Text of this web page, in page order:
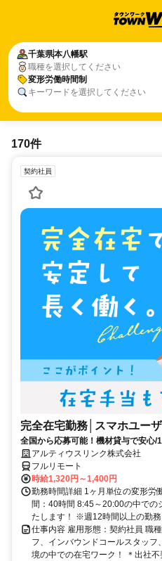
千葉県本八幡駅
職種を選択してください
変形労働時間制
キーワードを選択してください
170件
契約社員
完全在宅勤務│スマホユー
全国から応募可能！機材貸与で安心/
アルティウスリンク株式会社
フルリモート
時給1,320円～1,400円
勤務時間詳細 1ヶ月単位の変形労
間：40時間 8:45～20:00の中での
たします！ ※週12時間以上の勤務
仕事内容 雇用形態：契約社員 職
フ、インバウンドコールスタッ
境の中での在宅ワーク！ ＊出社